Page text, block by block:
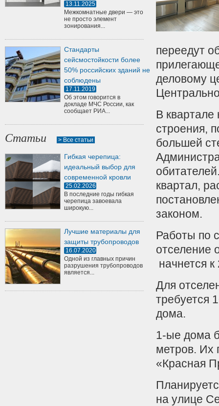
13.11.2025
Межкомнатные двери — это
не просто элемент
зонирования...
Стандарты
сейсмостойкости более
50% российских зданий не
соблюдены
17.11.2019
Об этом говорится в
докладе МЧС России, как
сообщает РИА...
Статьи > Все статьи
Гибкая черепица:
идеальный выбор для
современной кровли
25.02.2026
В последние годы гибкая
черепица завоевала
широкую...
Лучшие материалы для
защиты трубопроводов
16.07.2020
Одной из главных причин
разрушения трубопроводов
является...
переедут
деловому
В
строения,
большей
квартал,
законом.
Работы по
отселение
начнется к
Для
требуется
дома.
1-ые дома
метров. Их
«Красная
на улице